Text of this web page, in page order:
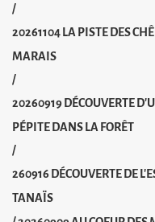
/
20261104 LA PISTE DES
MARAIS
/
20260919 DÉCOUVERTE
PÉPITE DANS LA FORÊT
/
260916 DÉCOUVERTE DE
TANAÏS